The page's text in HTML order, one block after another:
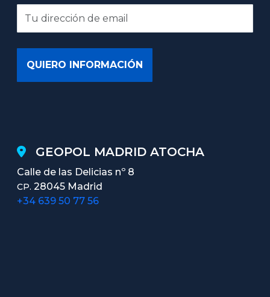
GEOPOL MADRID ATOCHA
Calle de las Delicias nº 8
CP. 28045 Madrid
+34 639 50 77 56